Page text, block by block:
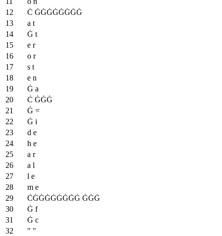
Ċ ĠĠĠĠĠĠĠĠ
a t
Ġ t
e r
o r
s t
e n
Ġ a
Ċ ĠĠĠ
Ġ =
Ġ i
d e
h e
a r
a l
l e
m e
ĊĠĠĠĠĠĠĠĠ ĠĠĠ
Ġ f
Ġ c
" "